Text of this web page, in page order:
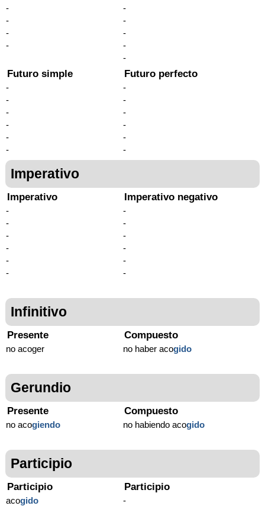
-
-
-
-
-
-
-
-
-
Futuro simple
-
-
-
-
-
-
Futuro perfecto
-
-
-
-
-
-
Imperativo
Imperativo
-
-
-
-
-
-
Imperativo negativo
-
-
-
-
-
-
Infinitivo
Presente
no acoger
Compuesto
no haber acogido
Gerundio
Presente
no acogiendo
Compuesto
no habiendo acogido
Participio
Participio
acogido
Participio
-